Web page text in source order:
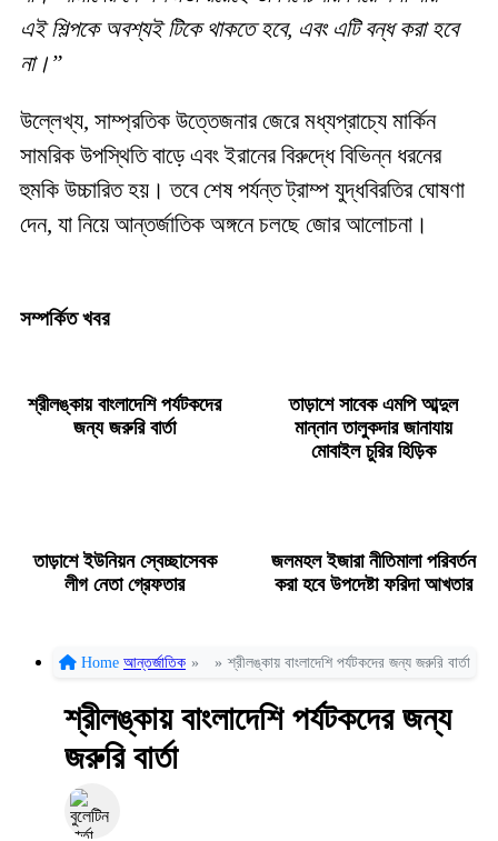
এই শিল্পকে অবশ্যই টিকে থাকতে হবে, এবং এটি বন্ধ করা হবে
না।”
উল্লেখ্য, সাম্প্রতিক উত্তেজনার জেরে মধ্যপ্রাচ্যে মার্কিন
সামরিক উপস্থিতি বাড়ে এবং ইরানের বিরুদ্ধে বিভিন্ন ধরনের
হুমকি উচ্চারিত হয়। তবে শেষ পর্যন্ত ট্রাম্প যুদ্ধবিরতির ঘোষণা
দেন, যা নিয়ে আন্তর্জাতিক অঙ্গনে চলছে জোর আলোচনা।
সম্পর্কিত খবর
শ্রীলঙ্কায় বাংলাদেশি পর্যটকদের
জন্য জরুরি বার্তা
তাড়াশে সাবেক এমপি আব্দুল
মান্নান তালুকদার জানাযায়
মোবাইল চুরির হিড়িক
তাড়াশে ইউনিয়ন স্বেচ্ছাসেবক
লীগ নেতা গ্রেফতার
জলমহল ইজারা নীতিমালা পরিবর্তন
করা হবে উপদেষ্টা ফরিদা আখতার
Home আন্তর্জাতিক » » শ্রীলঙ্কায় বাংলাদেশি পর্যটকদের জন্য জরুরি বার্তা
শ্রীলঙ্কায় বাংলাদেশি পর্যটকদের জন্য
জরুরি বার্তা